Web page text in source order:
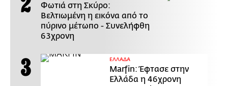
Φωτιά στη Σκύρο:
Βελτιωμένη η εικόνα από το
πύρινο μέτωπο - Συνελήφθη
63χρονη
ΕΛΛΑΔΑ
Marfin: Έφτασε στην
Ελλάδα η 46χρονη